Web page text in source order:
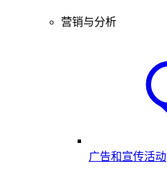
营销与分析
广告和宣传活动